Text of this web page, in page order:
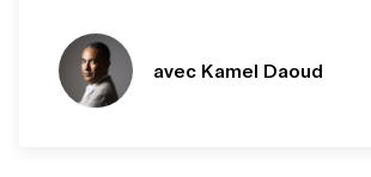
avec Kamel Daoud